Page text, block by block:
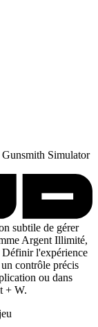
Simulator
subtile de gérer
Argent Illimité,
l'expérience
contrôle précis
ou dans
+ W.